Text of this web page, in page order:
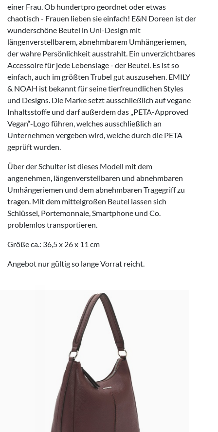
einer Frau. Ob hundertpro geordnet oder etwas
chaotisch - Frauen lieben sie einfach! E&N Doreen ist der
wunderschöne Beutel in Uni-Design mit
längenverstellbarem, abnehmbarem Umhängeriemen,
der wahre Persönlichkeit ausstrahlt. Ein unverzichtbares
Accessoire für jede Lebenslage - der Beutel. Es ist so
einfach, auch im größten Trubel gut auszusehen. EMILY
& NOAH ist bekannt für seine tierfreundlichen Styles
und Designs. Die Marke setzt ausschließlich auf vegane
Inhaltsstoffe und darf außerdem das „PETA-Approved
Vegan“-Logo führen, welches ausschließlich an
Unternehmen vergeben wird, welche durch die PETA
geprüft wurden.
Über der Schulter ist dieses Modell mit dem
angenehmen, längenverstellbaren und abnehmbaren
Umhängeriemen und dem abnehmbaren Tragegriff zu
tragen. Mit dem mittelgroßen Beutel lassen sich
Schlüssel, Portemonnaie, Smartphone und Co.
problemlos transportieren.
Größe ca.: 36,5 x 26 x 11 cm
Angebot nur gültig so lange Vorrat reicht.